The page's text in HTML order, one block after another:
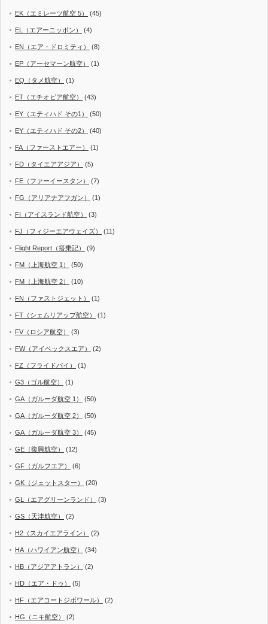
EK（エミレーツ航空 5） (45)
EL（エアーニッポン） (4)
EN（エア・ドロミティ） (8)
EP（アーセマーン航空） (1)
EQ（タメ航空） (1)
ET（エチオピア航空） (43)
EY（エティハド その1） (50)
EY（エティハド その2） (40)
FA（ファーストエアー） (1)
FD（タイエアアジア） (5)
FE（ファーイースタン） (7)
FG（アリアナアフガン） (1)
FI（アイスランド航空） (3)
FJ（フィジーエアウェイズ） (11)
Flight Report（搭乗記） (9)
FM（上海航空 1） (50)
FM（上海航空 2） (10)
FN（ファストジェット） (1)
FT（シェムリアップ航空） (1)
FV（ロシア航空） (3)
FW（アイベックスエア） (2)
FZ（フライドバイ） (1)
G3（ゴル航空） (1)
GA（ガルーダ航空 1） (50)
GA（ガルーダ航空 2） (50)
GA（ガルーダ航空 3） (45)
GE（復興航空） (12)
GF（ガルフエア） (6)
GK（ジェットスター） (20)
GL（エアグリーンランド） (3)
GS（天津航空） (2)
H2（スカイエアライン） (2)
HA（ハワイアン航空） (34)
HB（アジアアトラン） (2)
HD（エア・ドゥ） (5)
HF（エアコートジボワール） (2)
HG（ニキ航空） (2)